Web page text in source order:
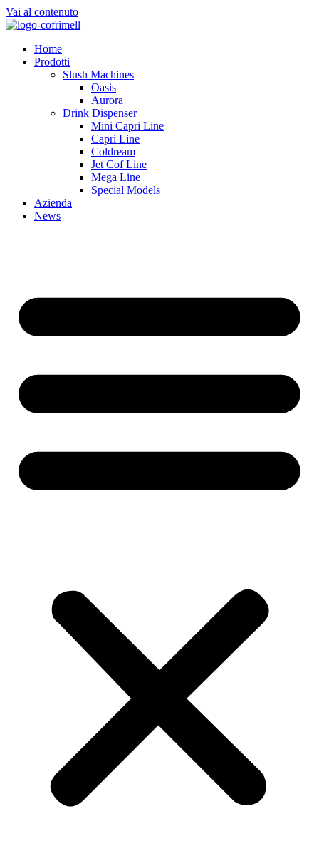
Vai al contenuto
Home
Prodotti
Slush Machines
Oasis
Aurora
Drink Dispenser
Mini Capri Line
Capri Line
Coldream
Jet Cof Line
Mega Line
Special Models
Azienda
News